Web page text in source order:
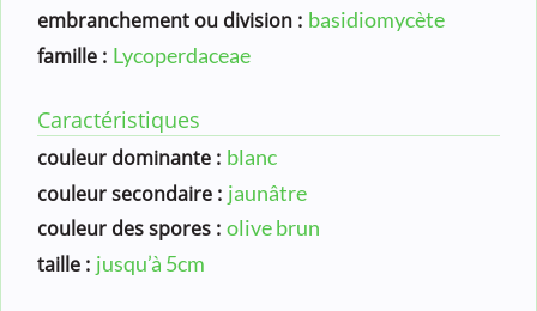
embranchement ou division : basidiomycète
famille : Lycoperdaceae
Caractéristiques
couleur dominante : blanc
couleur secondaire : jaunâtre
couleur des spores : olive brun
taille : jusqu’à 5cm